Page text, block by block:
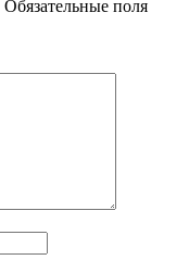
Обязательные поля